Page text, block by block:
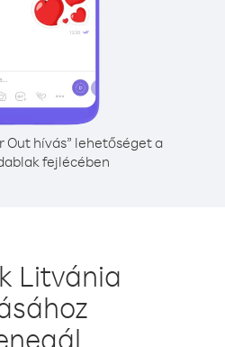
Out hívás” lehetőséget a
fejlécében
Litvánia